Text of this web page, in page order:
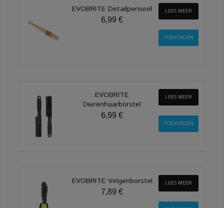
EVOBRITE Detailpenseel
6,99 €
LEES MEER
EVOBRITE
Dierenhaarborstel
6,99 €
LEES MEER
EVOBRITE Velgenborstel
7,89 €
LEES MEER